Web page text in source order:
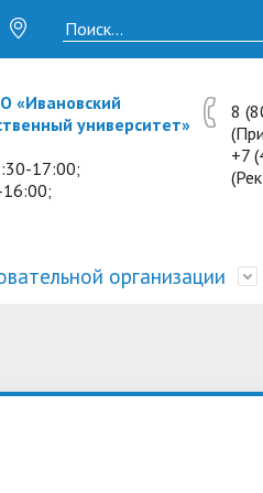
«Ивановский
университет»
17:00;
8
+7
• Научные журналы
• Разбор
• Иностранным
организации
и
• Материально-